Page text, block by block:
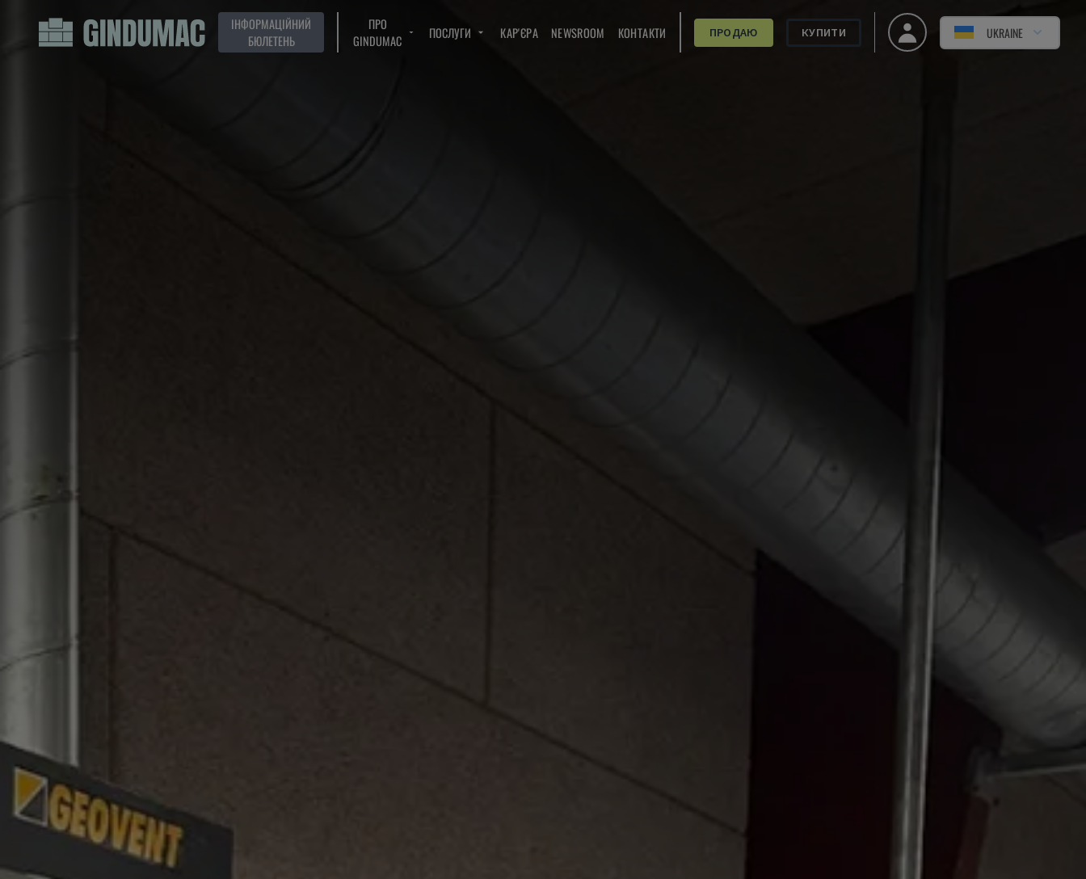
ІНФОРМАЦІЙНИЙ
БЮЛЕТЕНЬ
ПРО
GINDUMAC
ПОСЛУГИ КАР'ЄРА NEWSROOM КОНТАКТИ ПРОДАЮ КУПИТИ UKRAINE